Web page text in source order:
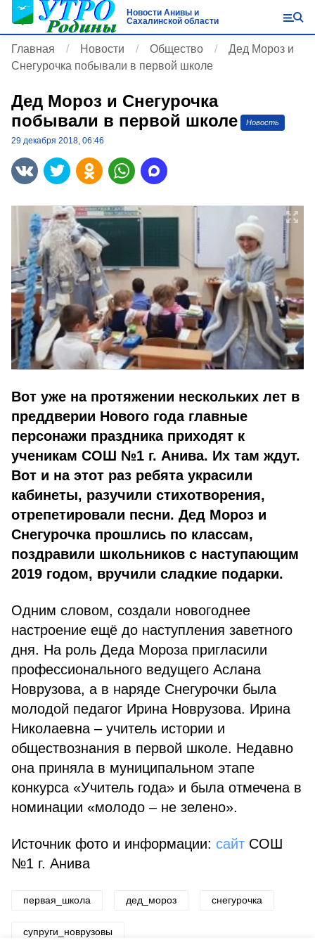
Новости Анивы и
Сахалинской области
Главная Новости Общество
Дед Мороз и
Снегурочка побывали в первой школе
Дед Мороз и Снегурочка
побывали в первой школе
Новость
29 декабря 2018, 06:46
Вот уже на протяжении нескольких лет в
преддверии Нового года главные
персонажи праздника приходят к
ученикам СОШ №1 г. Анива. Их там ждут.
Вот и на этот раз ребята украсили
кабинеты, разучили стихотворения,
отрепетировали песни. Дед Мороз и
Снегурочка прошлись по классам,
поздравили школьников с наступающим
2019 годом, вручили сладкие подарки.
Одним словом, создали новогоднее
настроение ещё до наступления заветного
дня. На роль Деда Мороза пригласили
профессионального ведущего Аслана
Новрузова, а в наряде Снегурочки была
молодой педагог Ирина Новрузова. Ирина
Николаевна – учитель истории и
обществознания в первой школе. Недавно
она приняла в муниципальном этапе
конкурса «Учитель года» и была отмечена в
номинации «молодо – не зелено».
Источник фото и информации: сайт СОШ
№1 г. Анива
первая_школа дед_мороз снегурочка
супруги_новрузовы